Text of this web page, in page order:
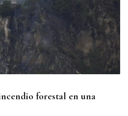
forestal en una